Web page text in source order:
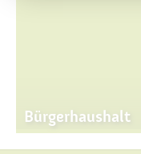
Bürgerhaushalt